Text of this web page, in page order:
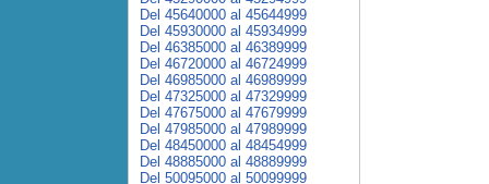
Del 45640000 al 45644999
Del 45930000 al 45934999
Del 46385000 al 46389999
Del 46720000 al 46724999
Del 46985000 al 46989999
Del 47325000 al 47329999
Del 47675000 al 47679999
Del 47985000 al 47989999
Del 48450000 al 48454999
Del 48885000 al 48889999
Del 50095000 al 50099999